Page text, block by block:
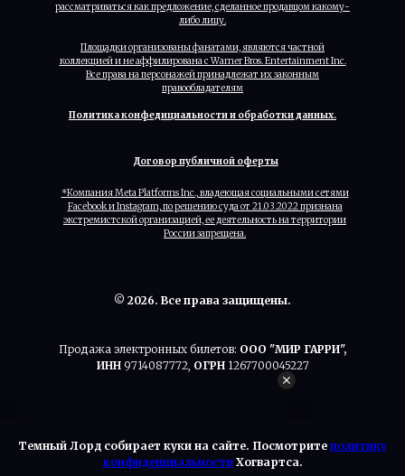
Темный Лорд собирает куки на сайте. Посмотрите политику
конфиденциальностиХогвартса.
Договор публичной оферты
рассматриваться как предложение, сделанное продавцом какому-
либо лицу.
Площадки организованы фанатами, являются частной
коллекцией и не аффилирована с Warner Bros. Entertainment Inc.
Все права на персонажей принадлежат их законным
правообладателям
Политика конфедициальности и обработки данных.
© 2026. Все права защищены.
Продажа электронных билетов: ООО "МИР ГАРРИ",
ИНН9714087772, ОГРН1267700045227
*Компания Meta Platforms Inc., владеющая социальными сетями
Facebook и Instagram, по решению суда от 21.03.2022 признана
экстремистской организацией, ее деятельность на территории
России запрещена.